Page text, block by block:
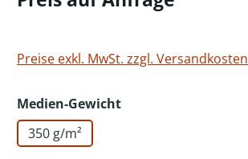
Preise exkl. MwSt. zzgl. Versandkosten
Medien-Gewichtauswählen
350 g/m²